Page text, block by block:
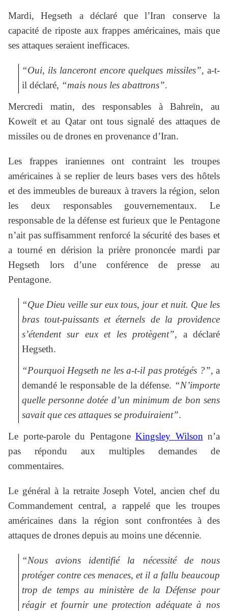
Mardi, Hegseth a déclaré que l’Iran conserve la
capacité de riposte aux frappes américaines, mais que
ses attaques seraient inefficaces.
“Oui, ils lanceront encore quelques missiles”, a-t-
il déclaré, “mais nous les abattrons”.
Mercredi matin, des responsables à Bahreïn, au
Koweït et au Qatar ont tous signalé des attaques de
missiles ou de drones en provenance d’Iran.
Les frappes iraniennes ont contraint les troupes
américaines à se replier de leurs bases vers des hôtels
et des immeubles de bureaux à travers la région, selon
les deux responsables gouvernementaux. Le
responsable de la défense est furieux que le Pentagone
n’ait pas suffisamment renforcé la sécurité des bases et
a tourné en dérision la prière prononcée mardi par
Hegseth lors d’une conférence de presse au
Pentagone.
“Que Dieu veille sur eux tous, jour et nuit. Que les
bras tout-puissants et éternels de la providence
s’étendent sur eux et les protègent”, a déclaré
Hegseth.
“Pourquoi Hegseth ne les a-t-il pas protégés ?”, a
demandé le responsable de la défense. “N’importe
quelle personne dotée d’un minimum de bon sens
savait que ces attaques se produiraient”.
Le porte-parole du Pentagone Kingsley Wilson n’a
pas répondu aux multiples demandes de
commentaires.
Le général à la retraite Joseph Votel, ancien chef du
Commandement central, a rappelé que les troupes
américaines dans la région sont confrontées à des
attaques de drones depuis au moins une décennie.
“Nous avions identifié la nécessité de nous
protéger contre ces menaces, et il a fallu beaucoup
trop de temps au ministère de la Défense pour
réagir et fournir une protection adéquate à nos